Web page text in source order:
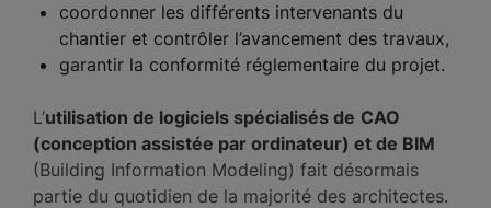
coordonner les différents intervenants du
chantier et contrôler l’avancement des travaux,
garantir la conformité réglementaire du projet.
L’utilisation de logiciels spécialisés de CAO
(conception assistée par ordinateur) et de BIM
(Building Information Modeling) fait désormais
partie du quotidien de la majorité des architectes.